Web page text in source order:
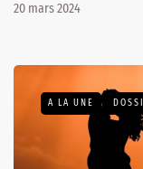
20 mars 2024
A LA UNE